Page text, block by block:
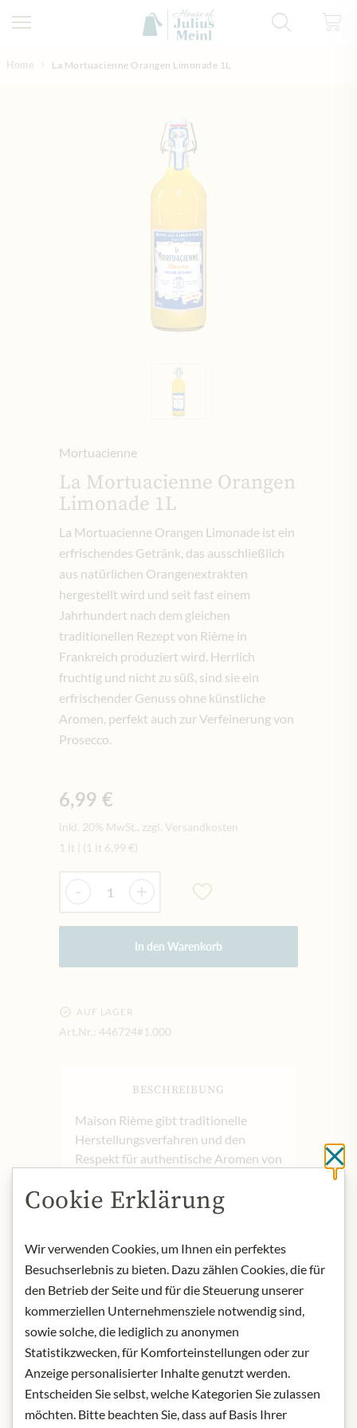
Home La Mortuacienne Orangen Limonade 1L
Mortuacienne
La Mortuacienne Orangen
Limonade 1L
La Mortuacienne Orangen Limonade ist ein
erfrischendes Getränk, das ausschließlich
aus natürlichen Orangenextrakten
hergestellt wird und seit fast einem
Jahrhundert nach dem gleichen
traditionellen Rezept von Rième in
Frankreich produziert wird. Herrlich
fruchtig und nicht zu süß, sind sie ein
erfrischender Genuss ohne künstliche
Aromen, perfekt auch zur Verfeinerung von
Prosecco.
6,99 €
inkl. 20% MwSt., zzgl. Versandkosten
1 lt
(1 lt 6,99 €)
Menge
- +
In den Warenkorb
AUF LAGER
Art.Nr.: 446724#1.000
BESCHREIBUNG
Maison Rième gibt traditionelle
Herstellungsverfahren und den
Respekt für authentische Aromen von
Jede Limonade vereint handwerkliche
Leidenschaft und Tradition, und
und intensive Fruchtaromen, die bis
heute beliebt sind.
Herkunft: Frankreich
Lagerung: Kühl, trocken und
lichtgeschützt aufbewahren.
Kontakt: Rième Boissons; 21 Rue de
la Louhière, 25500 Morteau,
Frankreich/ Kontakt ~ Maison Rième
Cookie Erklärung
Wir verwenden Cookies, um Ihnen ein perfektes
Besuchserlebnis zu bieten. Dazu zählen Cookies, die für
den Betrieb der Seite und für die Steuerung unserer
kommerziellen Unternehmensziele notwendig sind,
sowie solche, die lediglich zu anonymen
Statistikzwecken, für Komforteinstellungen oder zur
Anzeige personalisierter Inhalte genutzt werden.
Entscheiden Sie selbst, welche Kategorien Sie zulassen
möchten. Bitte beachten Sie, dass auf Basis Ihrer